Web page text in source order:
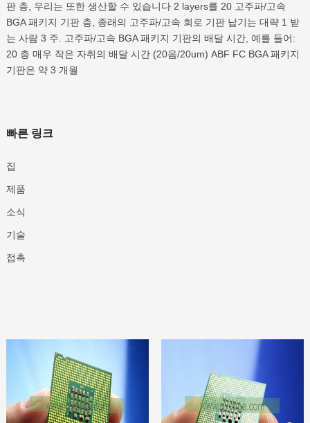
판 층, 우리는 또한 생산할 수 있습니다 2 layers를 20 고주파/고속
BGA 패키지 기판 층, 종래의 고주파/고속 회로 기판 납기는 대략 1 받
는 사람 3 주. 고주파/고속 BGA 패키지 기판의 배달 시간, 예를 들어:
20 층 매우 작은 자취의 배달 시간 (20음/20um) ABF FC BGA 패키지
기판은 약 3 개월
빠른 링크
집
제품
소식
기술
접촉